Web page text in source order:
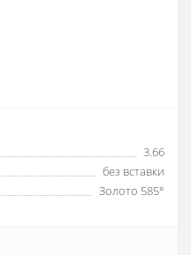
3.66
без вставки
Золото 585°